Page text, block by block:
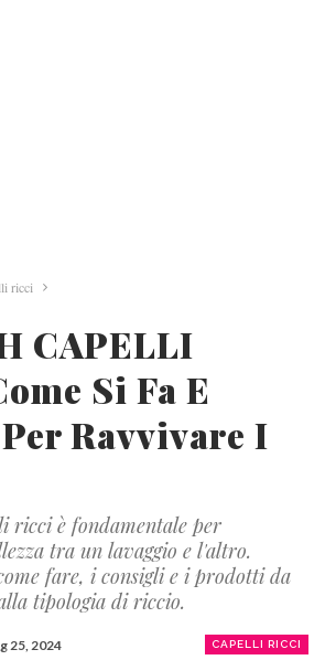
ricci
CAPELLI
Si Fa E
Ravvivare I
ricci è fondamentale per
tra un lavaggio e l'altro.
fare, i consigli e i prodotti da
tipologia di riccio.
CAPELLI RICCI
25, 2024